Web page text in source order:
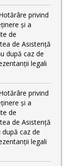
privind
și a
de
de Asistență
după caz de
legali
privind
și a
de
de Asistență
caz de
legali